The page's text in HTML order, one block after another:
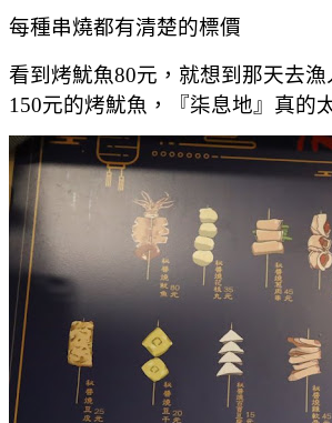
每種串燒都有清楚的標價
看到烤魷魚80元，就想到那天去
150元的烤魷魚，『柒息地』真的